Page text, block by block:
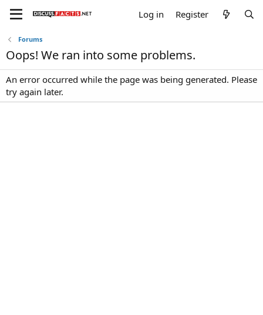
Log in Register
Forums
Oops! We ran into some problems.
An error occurred while the page was being generated. Please
try again later.